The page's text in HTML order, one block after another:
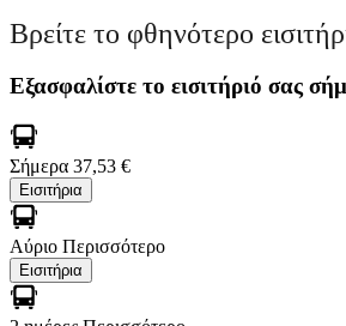
Βρείτε το φθηνότερο
Εξασφαλίστε το εισιτήριό σας
Σήμερα 37,53 €
Εισιτήρια
Αύριο Περισσότερο
Εισιτήρια